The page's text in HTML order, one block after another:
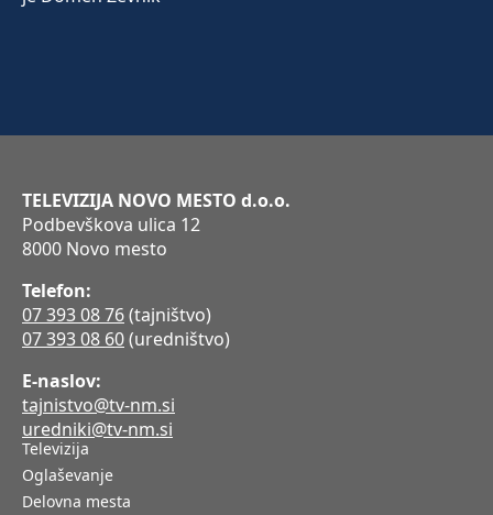
TELEVIZIJA NOVO MESTO d.o.o.
Podbevškova ulica 12
8000 Novo mesto
Telefon:
07 393 08 76(tajništvo)
07 393 08 60(uredništvo)
E-naslov:
tajnistvo@tv-nm.si
uredniki@tv-nm.si
Televizija
Oglaševanje
Delovna mesta